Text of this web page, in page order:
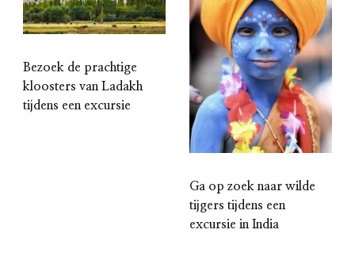
Bezoek de prachtige
kloosters van Ladakh
tijdens een excursie
Ga op zoek naar wilde
tijgers tijdens een
excursie in India